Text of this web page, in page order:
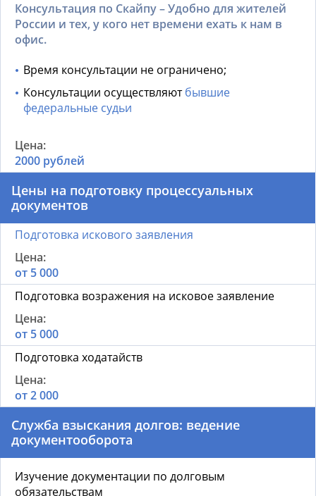
Консультация по Скайпу – Удобно для жителей
России и тех, у кого нет времени ехать к нам в
офис.
Время консультации не ограничено;
Консультации осуществляютбывшие
федеральные судьи
2000 рублей
Цены на подготовку процессуальных
документов
Подготовка искового заявления
от 5 000
Подготовка возражения на исковое заявление
от 5 000
Подготовка ходатайств
от 2 000
Служба взыскания долгов: ведение
документооборота
Изучение документации по долговым
обязательствам